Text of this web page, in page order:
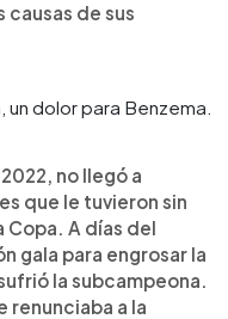
causas de sus
dolor para Benzema.
no llegó a
que le tuvieron sin
Copa. A días del
gala para engrosar la
la subcampeona.
renunciaba a la